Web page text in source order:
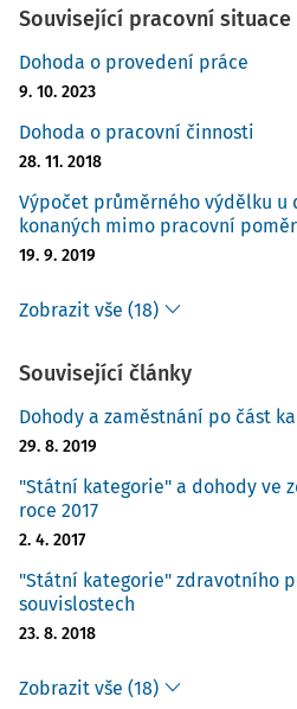
Související pracovní situace
Dohoda o provedení práce
9. 10. 2023
Dohoda o pracovní činnosti
28. 11. 2018
Výpočet průměrného výdělku u
konaných mimo pracovní poměr
19. 9. 2019
Zobrazit vše (18)
Související články
Dohody a zaměstnání po část
29. 8. 2019
"Státní kategorie" a dohody ve
roce 2017
2. 4. 2017
"Státní kategorie" zdravotního
souvislostech
23. 8. 2018
Zobrazit vše (18)